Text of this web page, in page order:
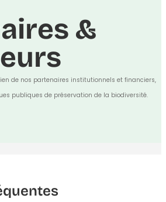
&
de nos partenaires institutionnels et financiers,
publiques de préservation de la biodiversité.